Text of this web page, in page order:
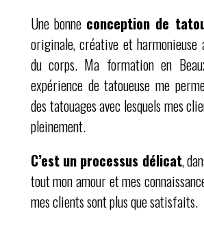
Une bonne conception de
originale, créative et harmonieuse
du corps. Ma formation en
expérience de tatoueuse me
des tatouages avec lesquels mes
pleinement.
C’est un processus délicat,
tout mon amour et mes
mes clients sont plus que satisfaits.